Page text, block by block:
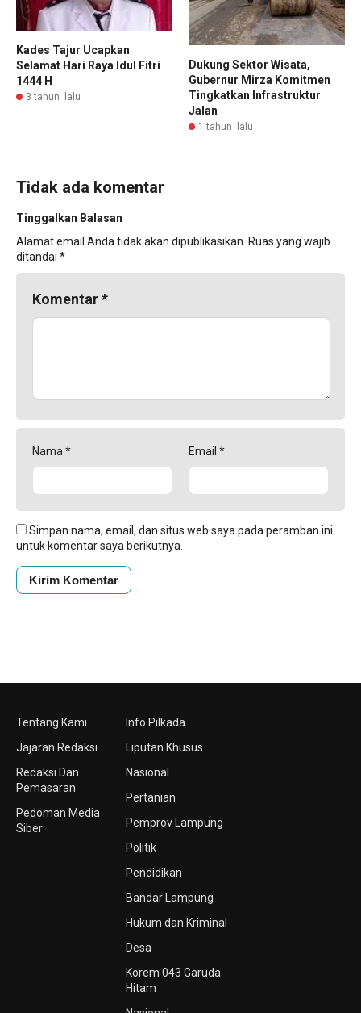
Kades Tajur Ucapkan
Selamat Hari Raya Idul Fitri
1444 H
3 tahun lalu
Dukung Sektor Wisata,
Gubernur Mirza Komitmen
Tingkatkan Infrastruktur
Jalan ‎
1 tahun lalu
Tidak ada komentar
Tinggalkan Balasan
Alamat email Anda tidak akan dipublikasikan. Ruas yang wajib
ditandai *
Komentar*
Nama * Email *
Simpan nama, email, dan situs web saya pada peramban ini
untuk komentar saya berikutnya.
Tentang Kami
Jajaran Redaksi
Redaksi Dan
Pemasaran
Pedoman Media
Siber
Info Pilkada
Liputan Khusus
Nasional
Pertanian
Pemprov Lampung
Politik
Pendidikan
Bandar Lampung
Hukum dan Kriminal
Desa
Korem 043 Garuda
Hitam